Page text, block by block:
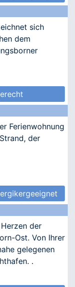
sich
dem
Ferienwohnung
der
der
Ost. Von Ihrer
gelegenen
.